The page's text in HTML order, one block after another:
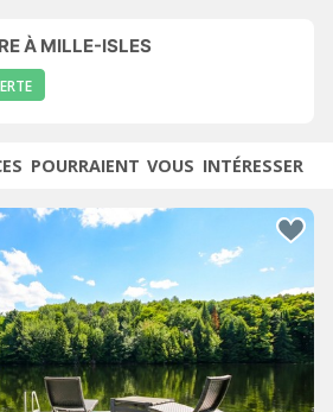
À MILLE-ISLES
POURRAIENT VOUS INTÉRESSER